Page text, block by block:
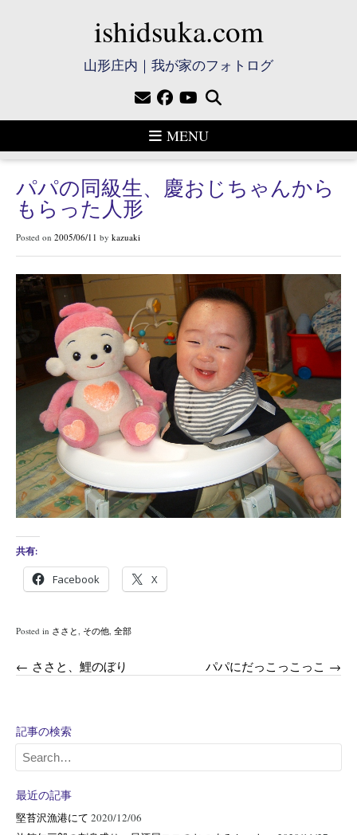
ishidsuka.com
山形庄内｜我が家のフォトログ
MENU
パパの同級生、慶おじちゃんから
もらった人形
Posted on 2005/06/11 by kazuaki
共有:
Facebook X
Posted in ささと その他 全部
Post
← ささと、鯉のぼり パパにだっこっこっこ →
記事の検索
最近の記事
堅苔沢漁港にて 2020/12/06